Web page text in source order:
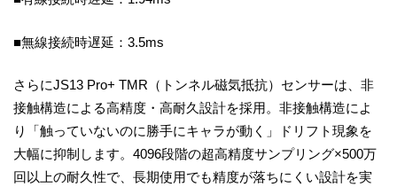
■無線接続時遅延：3.5ms
さらにJS13 Pro+ TMR（トンネル磁気抵抗）センサーは、非
接触構造による高精度・高耐久設計を採用。非接触構造によ
り「触っていないのに勝手にキャラが動く」ドリフト現象を
大幅に抑制します。4096段階の超高精度サンプリング×500万
回以上の耐久性で、長期使用でも精度が落ちにくい設計を実